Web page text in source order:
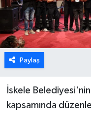
Paylaş
İskele
kapsamında
GİRNE
GÜNDEM
GÜNEY KIBRIS
KÜLTÜR SANAT